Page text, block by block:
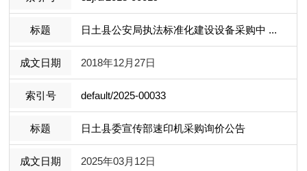
日土县公安局执法标准化建设设备采购中 ...
2018年12月27日
default/2025-00033
日土县委宣传部速印机采购询价公告
2025年03月12日